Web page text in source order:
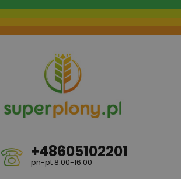
+48605102201
pn-pt 8:00-16:00